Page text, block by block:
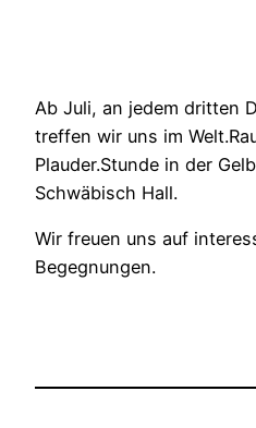
Ab Juli, an jedem dritten
treffen wir uns im
Plauder.Stunde in der
Schwäbisch Hall.
Wir freuen uns auf
Begegnungen.